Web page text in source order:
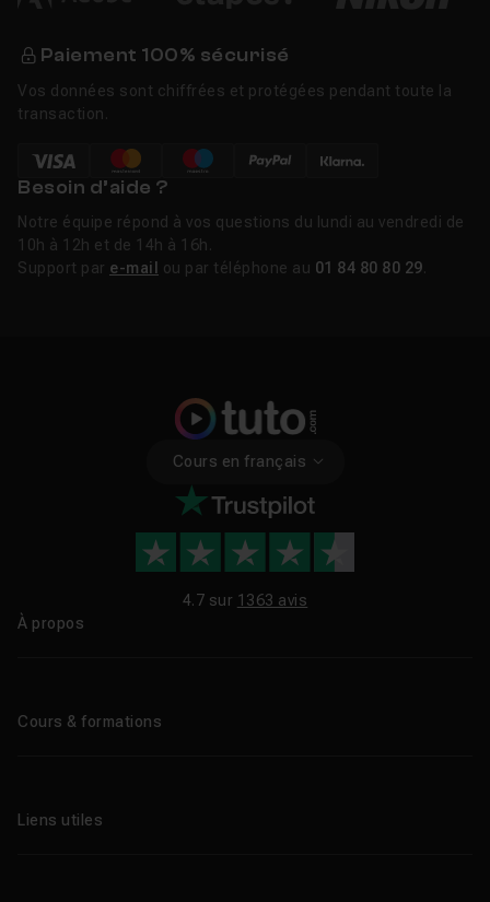
Paiement 100% sécurisé
Vos données sont chiffrées et protégées pendant toute la
transaction.
Besoin d’aide ?
Notre équipe répond à vos questions du lundi au vendredi de
10h à 12h et de 14h à 16h.
Support par e-mail ou par téléphone au 01 84 80 80 29
Cours en français
4.7 sur 1363 avis
À propos
Cours & formations
Formations certifiantes
Liens utiles